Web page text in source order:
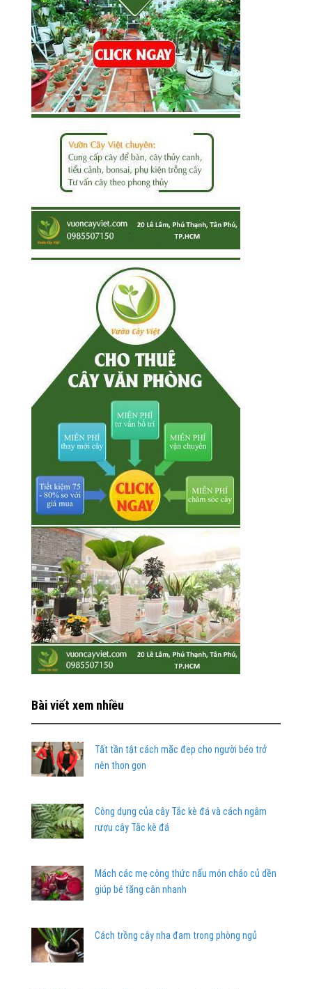
Bài viết xem nhiều
Tất tần tật cách mặc đẹp cho người béo trở
nên thon gọn
Công dụng của cây Tắc kè đá và cách ngâm
rượu cây Tắc kè đá
Mách các mẹ công thức nấu món cháo củ dền
giúp bé tăng cân nhanh
Cách trồng cây nha đam trong phòng ngủ